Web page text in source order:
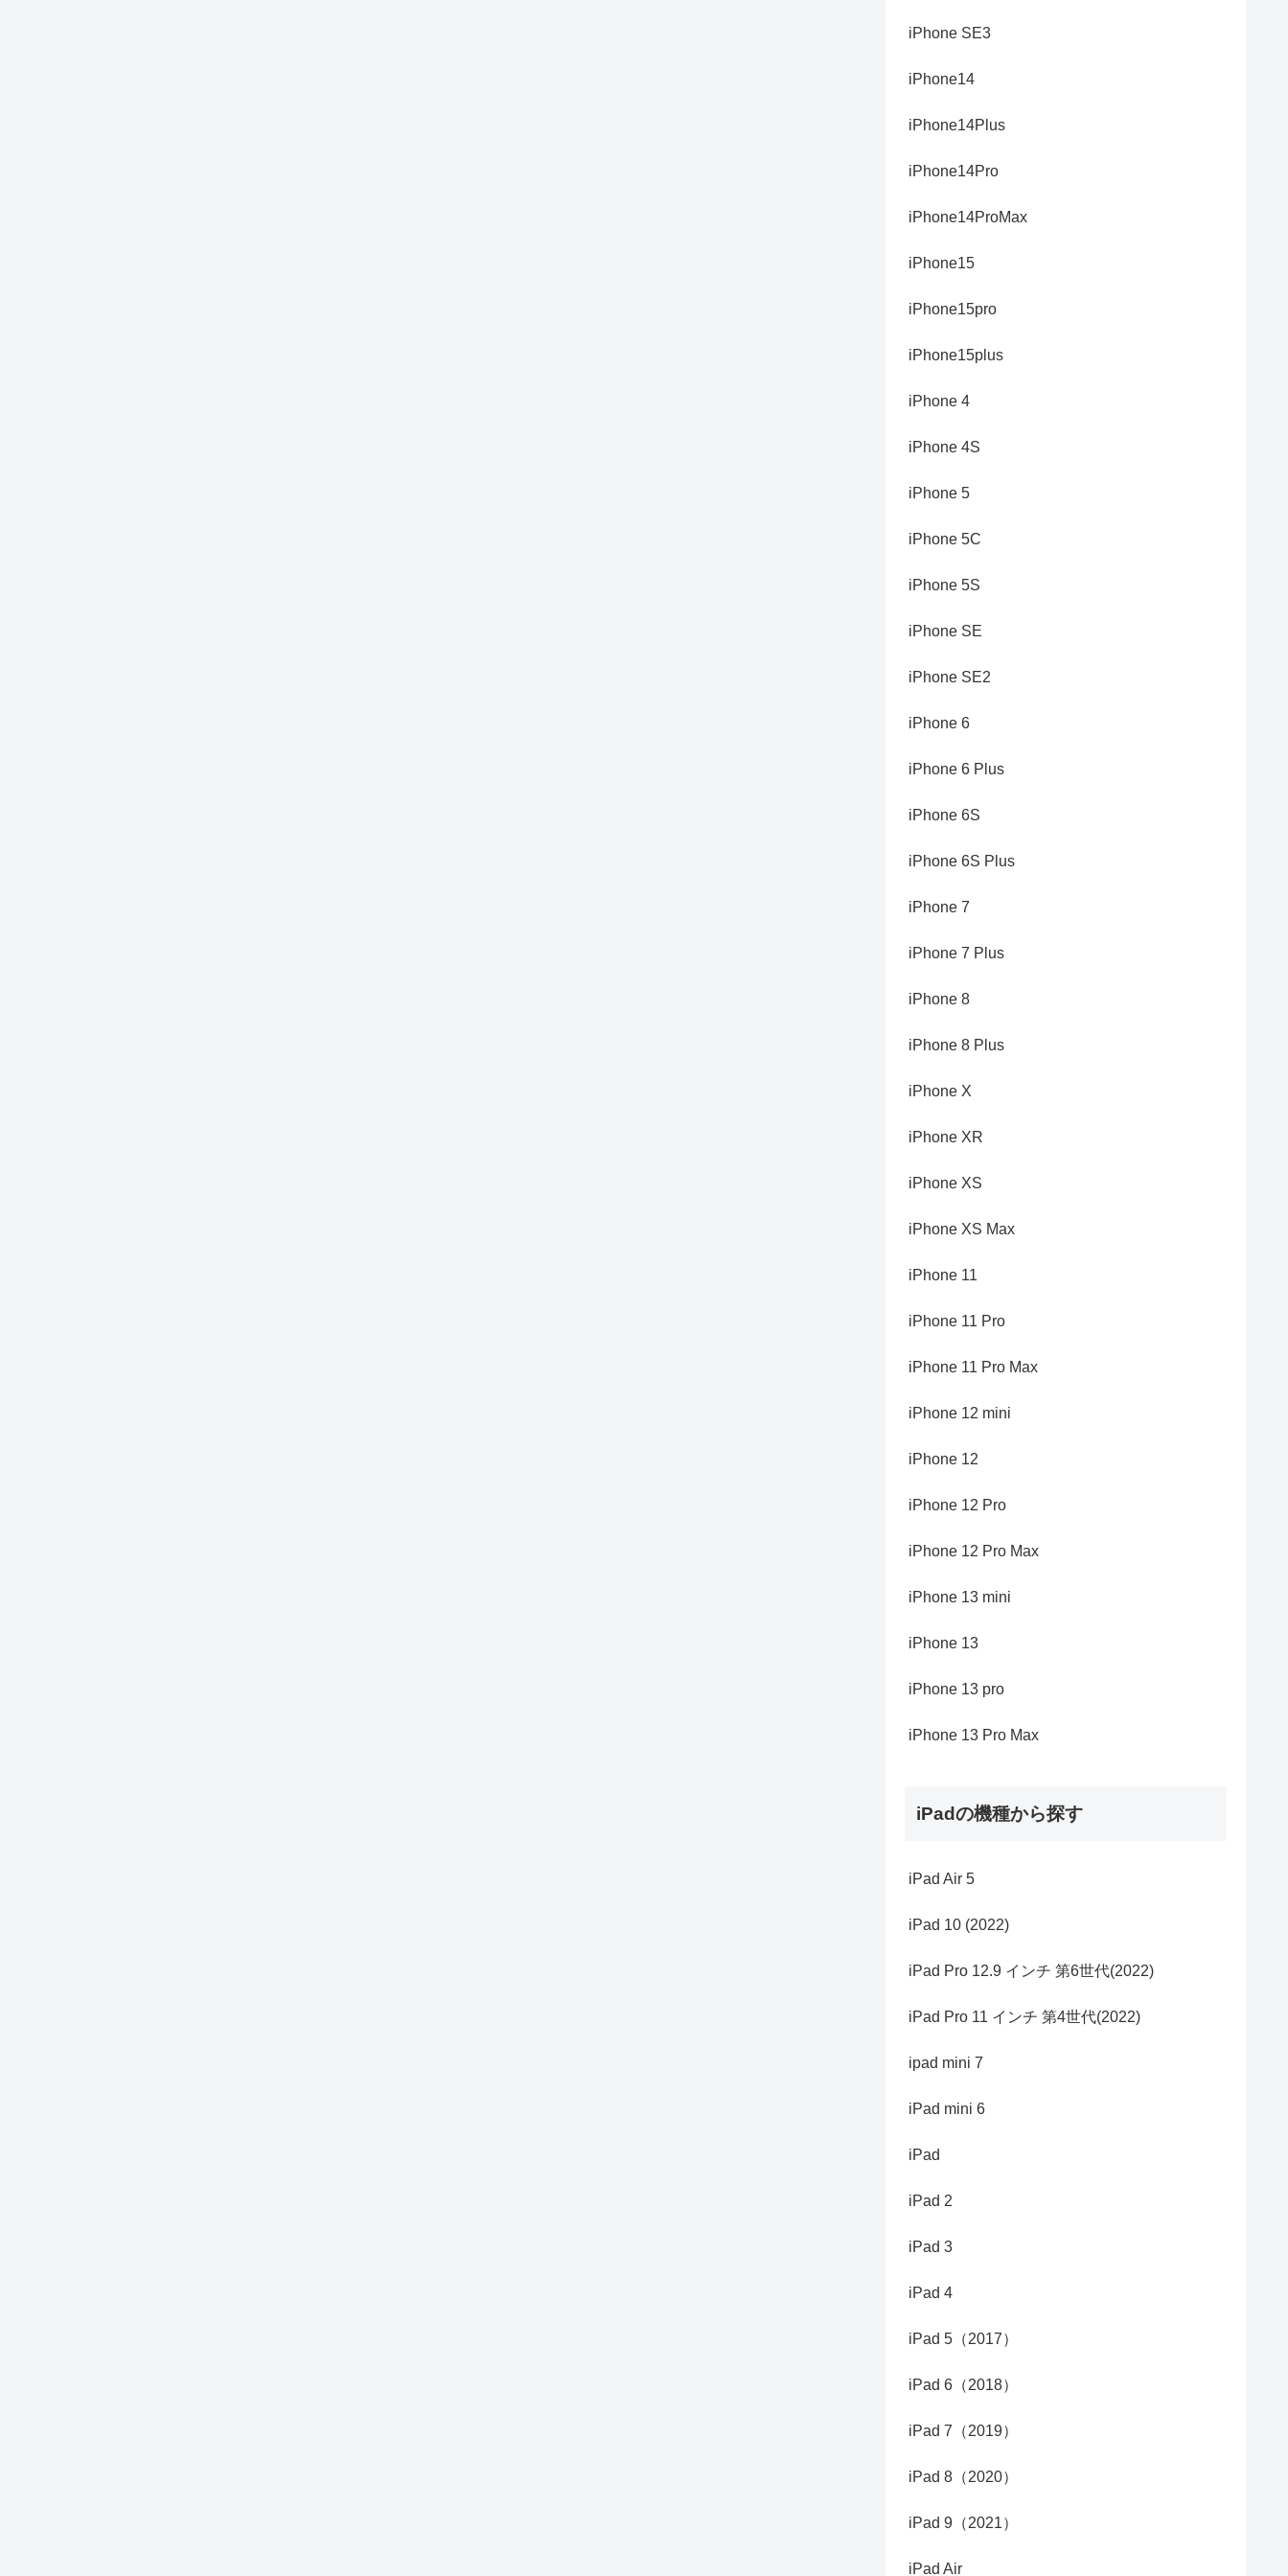
iPhone SE3
iPhone14
iPhone14Plus
iPhone14Pro
iPhone14ProMax
iPhone15
iPhone15pro
iPhone15plus
iPhone 4
iPhone 4S
iPhone 5
iPhone 5C
iPhone 5S
iPhone SE
iPhone SE2
iPhone 6
iPhone 6 Plus
iPhone 6S
iPhone 6S Plus
iPhone 7
iPhone 7 Plus
iPhone 8
iPhone 8 Plus
iPhone X
iPhone XR
iPhone XS
iPhone XS Max
iPhone 11
iPhone 11 Pro
iPhone 11 Pro Max
iPhone 12 mini
iPhone 12
iPhone 12 Pro
iPhone 12 Pro Max
iPhone 13 mini
iPhone 13
iPhone 13 pro
iPhone 13 Pro Max
iPadの機種から探す
iPad Air 5
iPad 10 (2022)
iPad Pro 12.9 インチ 第6世代(2022)
iPad Pro 11 インチ 第4世代(2022)
ipad mini 7
iPad mini 6
iPad
iPad 2
iPad 3
iPad 4
iPad 5（2017）
iPad 6（2018）
iPad 7（2019）
iPad 8（2020）
iPad 9（2021）
iPad Air